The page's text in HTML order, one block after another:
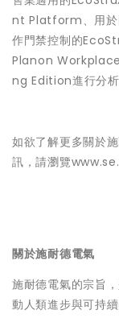
nt Platform 、用
作門禁控制的
Planon
ng Edition進行分析
如欲了解更多關於
訊，請瀏覽
關於施耐德電氣
施耐德電氣的宗旨
動人類進步與可持